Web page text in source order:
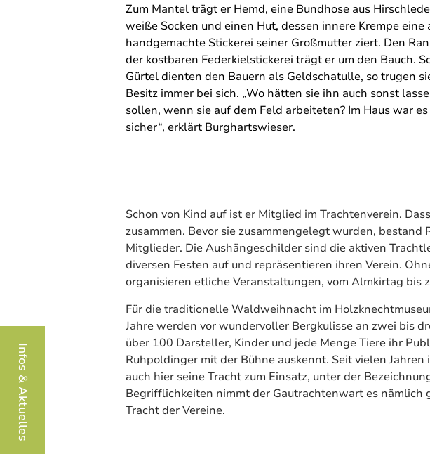
Infos & Aktuelles
Zum Mantel trägt er Hemd, eine Bundhose aus
weiße Socken und einen Hut, dessen innere Krempe eine
handgemachte Stickerei seiner Großmutter ziert. Den
der kostbaren Federkielstickerei trägt er um den Bauch.
Gürtel dienten den Bauern als Geldschatulle, so trugen
Besitz immer bei sich. „Wo hätten sie ihn auch sonst
sollen, wenn sie auf dem Feld arbeiteten? Im Haus war
sicher“, erklärt Burghartswieser.
Schon von Kind auf ist er Mitglied im Trachtenverein.
zusammen. Bevor sie zusammengelegt wurden,
Mitglieder. Die Aushängeschilder sind die aktiven
diversen Festen auf und repräsentieren ihren Verein.
organisieren etliche Veranstaltungen, vom Almkirtag bis
Für die traditionelle Waldweihnacht im
Jahre werden vor wundervoller Bergkulisse an zwei bis
über 100 Darsteller, Kinder und jede Menge Tiere ihr
Ruhpoldinger mit der Bühne auskennt. Seit vielen
auch hier seine Tracht zum Einsatz, unter der
Begrifflichkeiten nimmt der Gautrachtenwart es nämlich
Tracht der Vereine.